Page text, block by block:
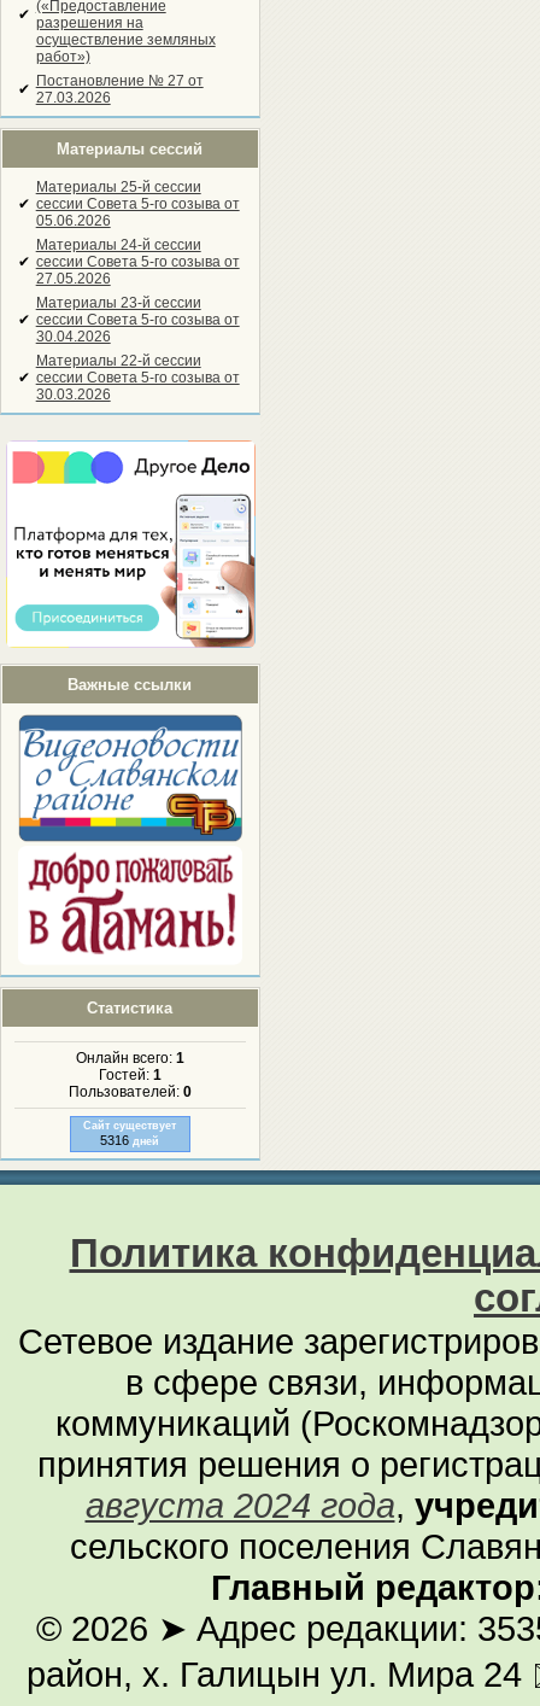
✔ («Предоставление
разрешения на
осуществление земляных
работ»)
✔ Постановление № 27 от
27.03.2026
Материалы сессий
✔
Материалы 25-й сессии
сессии Совета 5-го созыва от
05.06.2026
✔
Материалы 24-й сессии
сессии Совета 5-го созыва от
27.05.2026
✔
Материалы 23-й сессии
сессии Совета 5-го созыва от
30.04.2026
✔
Материалы 22-й сессии
сессии Совета 5-го созыва от
30.03.2026
Важные ссылки
Статистика
Онлайн всего: 1
Гостей: 1
Пользователей: 0
Сайт существует
5316 дней
Политика
Сетевое издание
в сфере связи,
коммуникаций
принятия решения о
августа 2024 года,
сельского поселения
Главный
© 2026 ➤ Адрес редакции:
район, х. Галицын ул. Мира